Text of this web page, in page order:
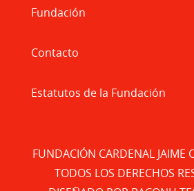
Fundación
Contacto
Estatutos de la Fundación
FUNDACIÓN CARDENAL JAIME
TODOS LOS DERECHOS